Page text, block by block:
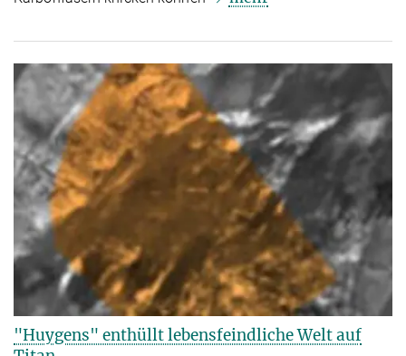
"Huygens" enthüllt lebensfeindliche Welt auf